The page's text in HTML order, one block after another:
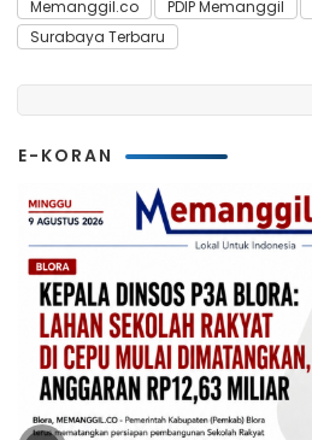
Memanggil.co PDIP Memanggil
Surabaya Terbaru
E-KORAN